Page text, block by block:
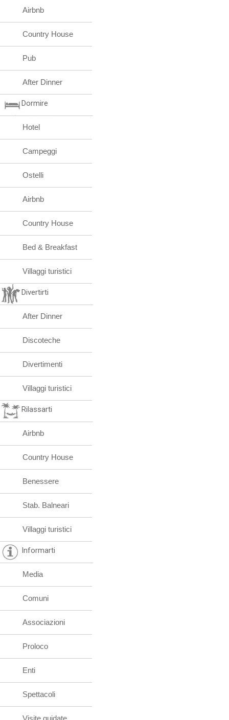
Airbnb
Country House
Pub
After Dinner
Dormire
Hotel
Campeggi
Ostelli
Airbnb
Country House
Bed & Breakfast
Villaggi turistici
Divertirti
After Dinner
Discoteche
Divertimenti
Villaggi turistici
Rilassarti
Airbnb
Country House
Benessere
Stab. Balneari
Villaggi turistici
Informarti
Media
Comuni
Associazioni
Proloco
Enti
Spettacoli
Visite guidate